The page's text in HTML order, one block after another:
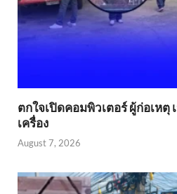
ตกใจเปิดคอมพิวเตอร์ ผู้ก่อเหตุ
เครื่อง
August 7, 2026